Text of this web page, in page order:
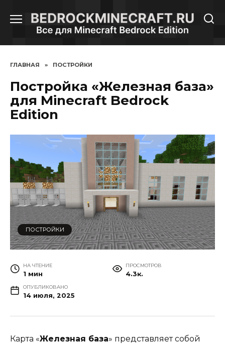
содержанию
ГЛАВНАЯ » ПОСТРОЙКИ
Постройка «Железная база»
для Minecraft Bedrock
Edition
ПОСТРОЙКИ
НА ЧТЕНИЕ
1 мин
ПРОСМОТРОВ
4.3к.
ОПУБЛИКОВАНО
14 июля, 2025
Карта «Железная база» представляет собой